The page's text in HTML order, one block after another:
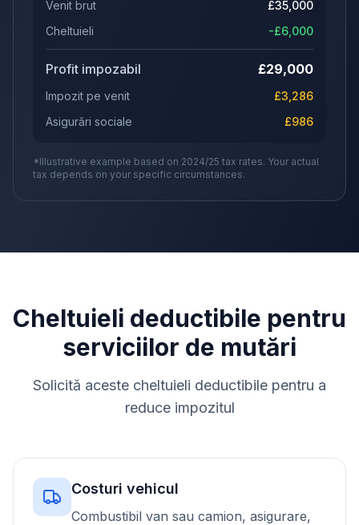
Venit brut £35,000
Cheltuieli
-£6,000
Profit impozabil £29,000
Impozit pe venit £3,286
Asigurări sociale
£986
*Illustrative example based on 2024/25 tax rates. Your actual
tax depends on your specific circumstances.
Cheltuieli deductibile pentru
serviciilor de mutări
Solicită aceste cheltuieli deductibile pentru a
reduce impozitul
Costuri vehicul
Combustibil van sau camion, asigurare,